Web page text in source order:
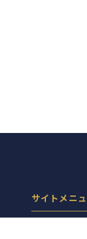
サイトメニ